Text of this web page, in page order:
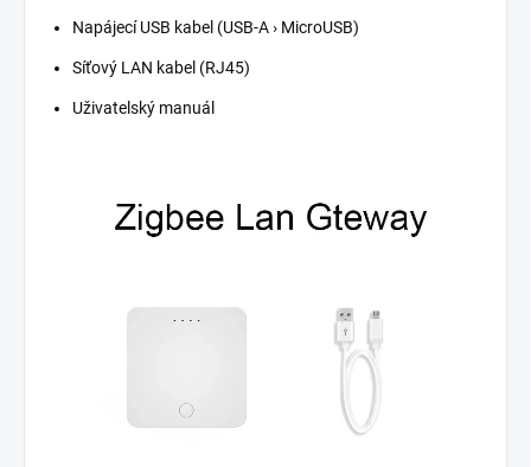
Napájecí USB kabel (USB-A › MicroUSB)
Síťový LAN kabel (RJ45)
Uživatelský manuál